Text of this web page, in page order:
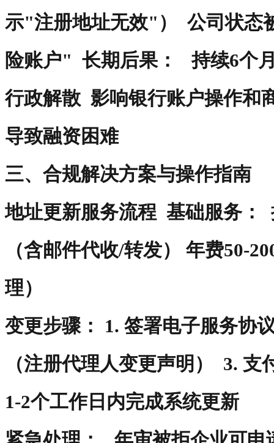
示"注册地址无效"） 公司状态
险账户" ‌ 长期后果‌： 持续6个
行政解散 影响银行账户操作和
导致融资困难
三、合规解决方案与操作指南
地址更新服务流程 ‌ 基础服务‌：
（含邮件代收/转发） 年费50-
理） ‌
变更步骤‌： 1. 签署电子服务协
（注册代理人变更声明） 3. 支
1-2个工作日内完成系统更新 ‌